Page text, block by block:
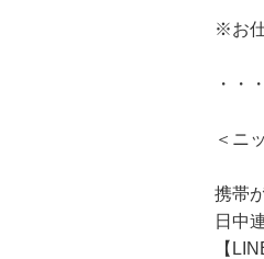
※お
・・
＜ニ
携帯
日中
【